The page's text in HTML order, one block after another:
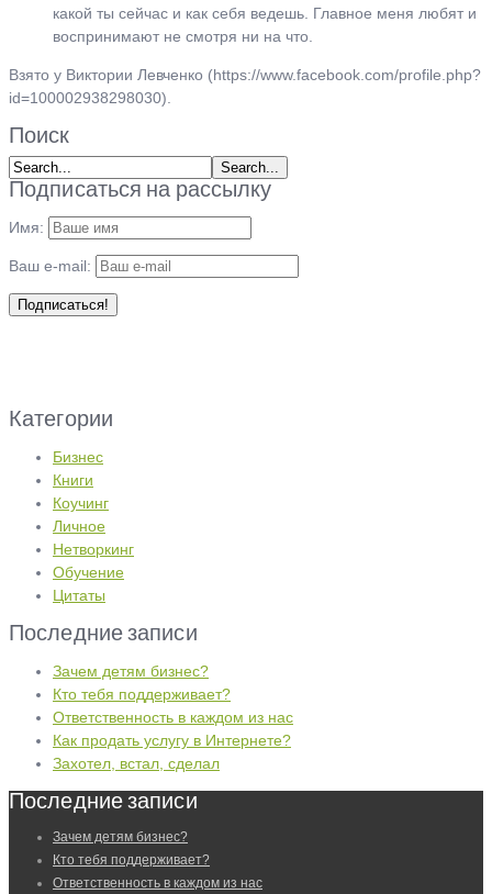
какой ты сейчас и как себя ведешь. Главное меня любят и
воспринимают не смотря ни на что.
Взято у Виктории Левченко (https://www.facebook.com/profile.php?
id=100002938298030).
Поиск
Подписаться на рассылку
Имя:
Ваш e-mail:
Категории
Бизнес
Книги
Коучинг
Личное
Нетворкинг
Обучение
Цитаты
Последние записи
Зачем детям бизнес?
Кто тебя поддерживает?
Ответственность в каждом из нас
Как продать услугу в Интернете?
Захотел, встал, сделал
Последние записи
Зачем детям бизнес?
Кто тебя поддерживает?
Ответственность в каждом из нас